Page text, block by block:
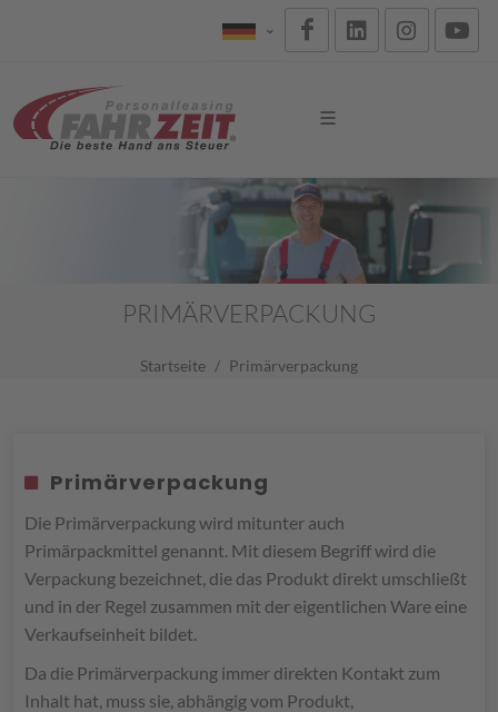
PRIMÄRVERPACKUNG
Startseite Primärverpackung
Primärverpackung
Die Primärverpackung wird mitunter auch
Primärpackmittel genannt. Mit diesem Begriff wird die
Verpackung bezeichnet, die das Produkt direkt umschließt
und in der Regel zusammen mit der eigentlichen Ware eine
Verkaufseinheit bildet.
Da die Primärverpackung immer direkten Kontakt zum
Inhalt hat, muss sie, abhängig vom Produkt,